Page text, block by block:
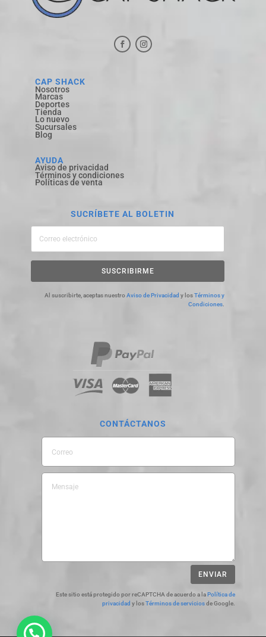
CAP SHACK
Nosotros
Marcas
Deportes
Tienda
Lo nuevo
Sucursales
Blog
AYUDA
Aviso de privacidad
Términos y condiciones
Políticas de venta
SUCRÍBETE AL BOLETIN
SUSCRIBIRME
Al suscribirte, aceptas nuestroAviso de Privacidad y losTérminos y
Condiciones.
CONTÁCTANOS
ENVIAR
Este sitio está protegido por reCAPTCHA de acuerdo a laPolítica de
privacidad y losTérminos de serviciosde Google.